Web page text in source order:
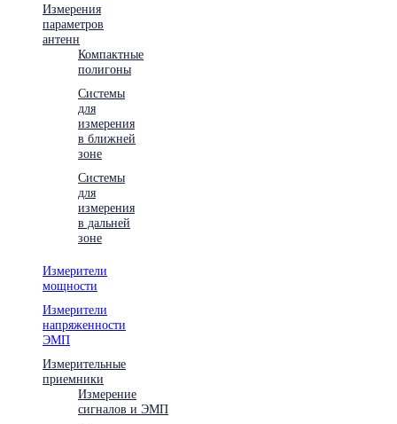
Измерения
параметров
антенн
Компактные
полигоны
Системы
для
измерения
в ближней
зоне
Системы
для
измерения
в дальней
зоне
Измерители
мощности
Измерители
напряженности
ЭМП
Измерительные
приемники
Измерение
сигналов и ЭМП